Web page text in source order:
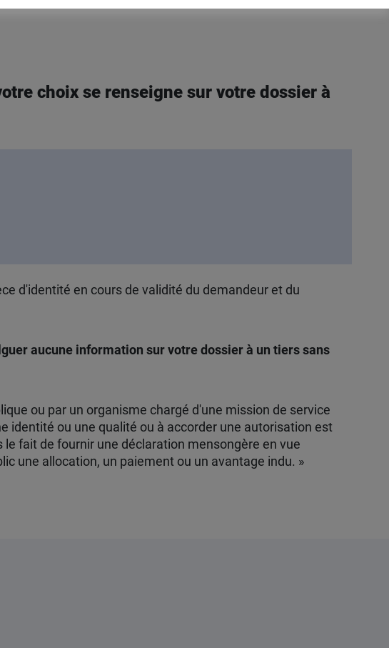
choix se renseigne sur votre dossier à
d'identité en cours de validité du demandeur et du
aucune information sur votre dossier à un tiers sans
ou par un organisme chargé d'une mission de service
identité ou une qualité ou à accorder une autorisation est
le fait de fournir une déclaration mensongère en vue
une allocation, un paiement ou un avantage indu. »